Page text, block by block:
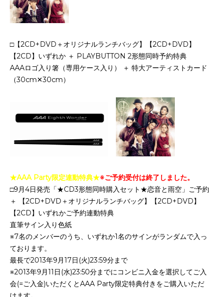
□【2CD+DVD＋オリジナルランチバッグ】【2CD+DVD】
【2CD】いずれか ＋ PLAYBUTTON 2形態同時予約特典
AAAロゴ入り箸（専用ケース入り） ＋ 特大アーティストカード
（30cm✕30cm）
★AAA Party限定連動特典★※ご予約受付は終了しました。
□9月4日発売「★CD3形態同時購入セット★恋音と雨空」ご予約
＋ 【2CD+DVD＋オリジナルランチバッグ】【2CD+DVD】
【2CD】いずれかご予約連動特典
直筆サイン入り色紙
※7名のメンバーのうち、いずれか1名のサインがランダムで入っ
ております。
最長で2013年9月17日(火)23:59分まで
※2013年9月11日(水)23:50分までにコンビニ入金を選択してご入
会(=ご入金)いただくとAAA Party限定特典付きをご購入いただ